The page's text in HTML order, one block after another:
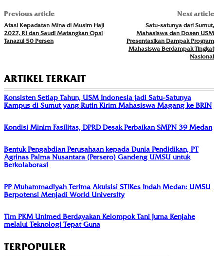
Previous article
Atasi Kepadatan Mina di Musim Haji
2027, RI dan Saudi Matangkan Opsi
Tanazul 50 Persen
Next article
Satu-satunya dari Sumut,
Mahasiswa dan Dosen USM
Presentasikan Dampak Program
Mahasiswa Berdampak Tingkat
Nasional
ARTIKEL TERKAIT
Konsisten Setiap Tahun, USM Indonesia jadi Satu-Satunya
Kampus di Sumut yang Rutin Kirim Mahasiswa Magang ke BRIN
Kondisi Minim Fasilitas, DPRD Desak Perbaikan SMPN 39 Medan
Bentuk Pengabdian Perusahaan kepada Dunia Pendidikan, PT
Agrinas Palma Nusantara (Persero) Gandeng UMSU untuk
Berkolaborasi
PP Muhammadiyah Terima Akuisisi STIKes Indah Medan: UMSU
Berpotensi Menjadi World University
Tim PKM Unimed Berdayakan Kelompok Tani Juma Kenjahe
melalui Teknologi Tepat Guna
TERPOPULER